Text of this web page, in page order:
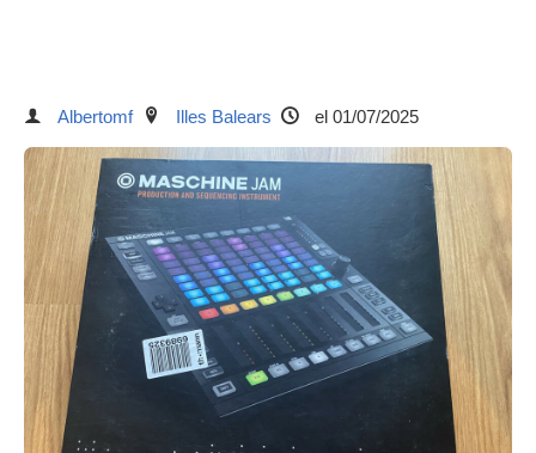
Albertomf Illes Balears el 01/07/2025